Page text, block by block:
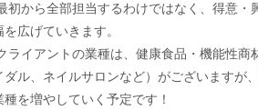
初から全部担当するわけではなく、得意・
を広げていきます。
ライアントの業種は、健康食品・機能性商
ダル、ネイルサロンなど）がございますが
種を増やしていく予定です！